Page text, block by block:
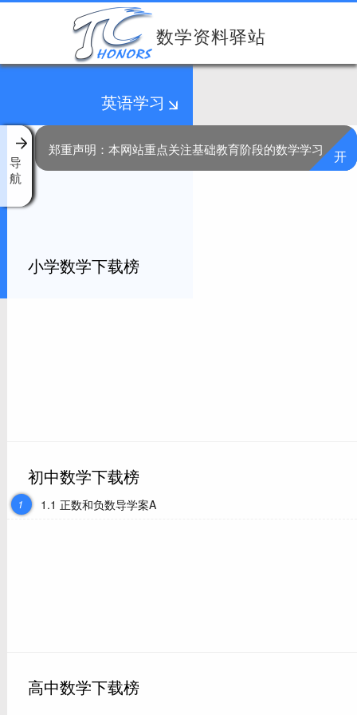
数学资料驿站
英语学习
导
航
郑重声明：本网站重点关注基础教育阶段的数学学习，开
小学数学下载榜
初中数学下载榜
1 1.1 正数和负数导学案A
高中数学下载榜